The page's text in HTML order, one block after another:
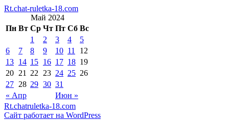
Rt.chat-ruletka-18.com
Май 2024
Пн Вт Ср Чт Пт Сб Вс
« Апр Июн »
1 2 3 4
5
6
7 8 9 10 11
12
13 14 15 16 17 18 19
20 21 22 23 24 25 26
27 28 29 30 31
Rt.chatruletka-18.com
Сайт работает на WordPress